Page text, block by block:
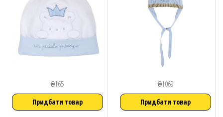
₴165
Придбати товар
₴1069
Придбати товар